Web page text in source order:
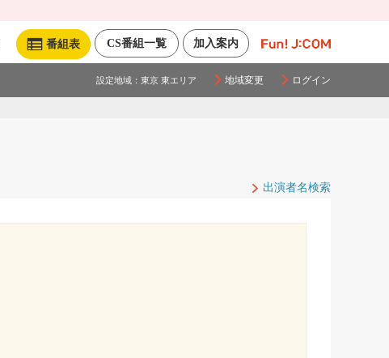
加入案内
CS番組一覧
番組表
設定地域： 東京 東エリア 地域変更 ログイン
出演者名検索